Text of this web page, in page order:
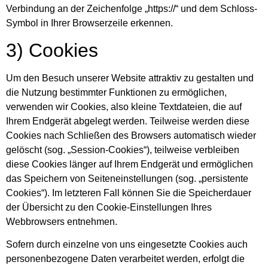
Verbindung an der Zeichenfolge „https://“ und dem Schloss-
Symbol in Ihrer Browserzeile erkennen.
3) Cookies
Um den Besuch unserer Website attraktiv zu gestalten und
die Nutzung bestimmter Funktionen zu ermöglichen,
verwenden wir Cookies, also kleine Textdateien, die auf
Ihrem Endgerät abgelegt werden. Teilweise werden diese
Cookies nach Schließen des Browsers automatisch wieder
gelöscht (sog. „Session-Cookies“), teilweise verbleiben
diese Cookies länger auf Ihrem Endgerät und ermöglichen
das Speichern von Seiteneinstellungen (sog. „persistente
Cookies“). Im letzteren Fall können Sie die Speicherdauer
der Übersicht zu den Cookie-Einstellungen Ihres
Webbrowsers entnehmen.
Sofern durch einzelne von uns eingesetzte Cookies auch
personenbezogene Daten verarbeitet werden, erfolgt die